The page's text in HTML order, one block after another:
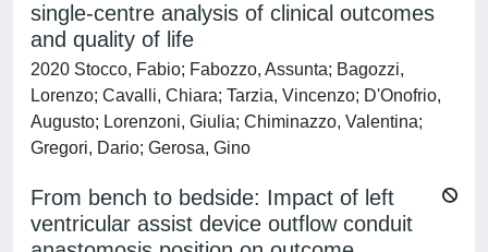
single-centre analysis of clinical outcomes
and quality of life
2020 Stocco, Fabio; Fabozzo, Assunta; Bagozzi,
Lorenzo; Cavalli, Chiara; Tarzia, Vincenzo; D'Onofrio,
Augusto; Lorenzoni, Giulia; Chiminazzo, Valentina;
Gregori, Dario; Gerosa, Gino
From bench to bedside: Impact of left
ventricular assist device outflow conduit